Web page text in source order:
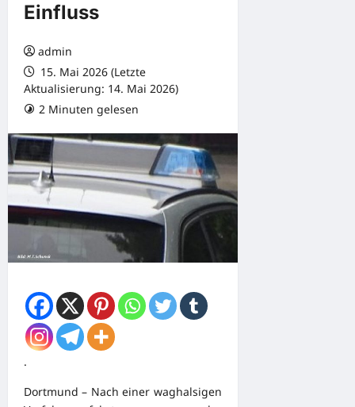
Einfluss
admin
15. Mai 2026 (Letzte
Aktualisierung: 14. Mai 2026)
2 Minuten gelesen
.
Dortmund – Nach einer waghalsigen